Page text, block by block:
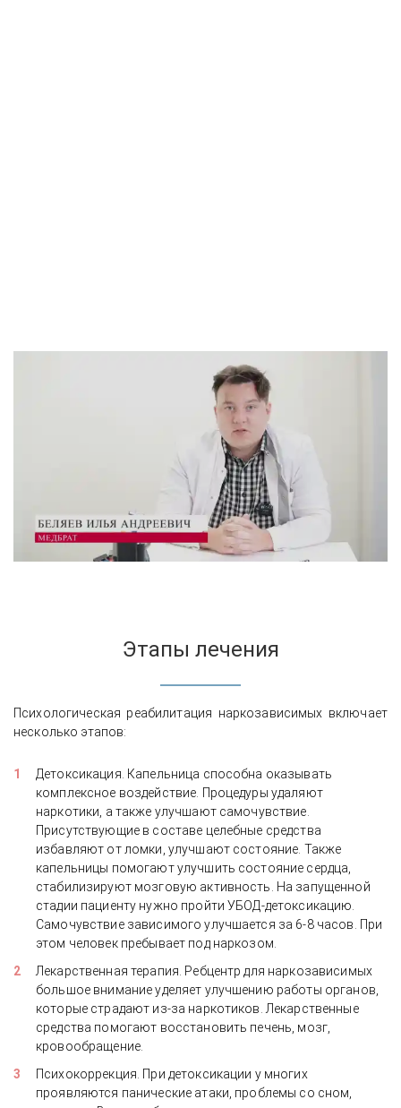
Этапы лечения
Психологическая реабилитация наркозависимых включает
несколько этапов:
Детоксикация. Капельница способна оказывать
комплексное воздействие. Процедуры удаляют
наркотики, а также улучшают самочувствие.
Присутствующие в составе целебные средства
избавляют от ломки, улучшают состояние. Также
капельницы помогают улучшить состояние сердца,
стабилизируют мозговую активность. На запущенной
стадии пациенту нужно пройти УБОД-детоксикацию.
Самочувствие зависимого улучшается за 6-8 часов. При
этом человек пребывает под наркозом.
Лекарственная терапия. Ребцентр для наркозависимых
большое внимание уделяет улучшению работы органов,
которые страдают из-за наркотиков. Лекарственные
средства помогают восстановить печень, мозг,
кровообращение.
Психокоррекция. При детоксикации у многих
проявляются панические атаки, проблемы со сном,